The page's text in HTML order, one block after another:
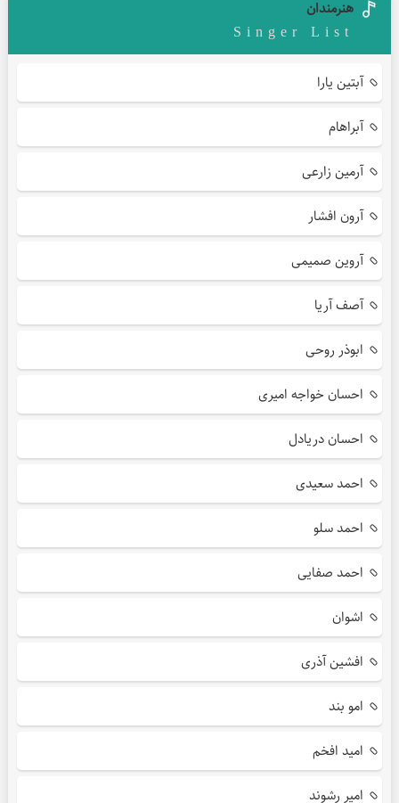
هنرمندان
Singer List
آبتین یارا
آبراهام
آرمین زارعی
آرون افشار
آروین صمیمی
آصف آریا
ابوذر روحی
احسان خواجه امیری
احسان دریادل
احمد سعیدی
احمد سلو
احمد صفایی
اشوان
افشین آذری
امو بند
امید افخم
امیر رشوند